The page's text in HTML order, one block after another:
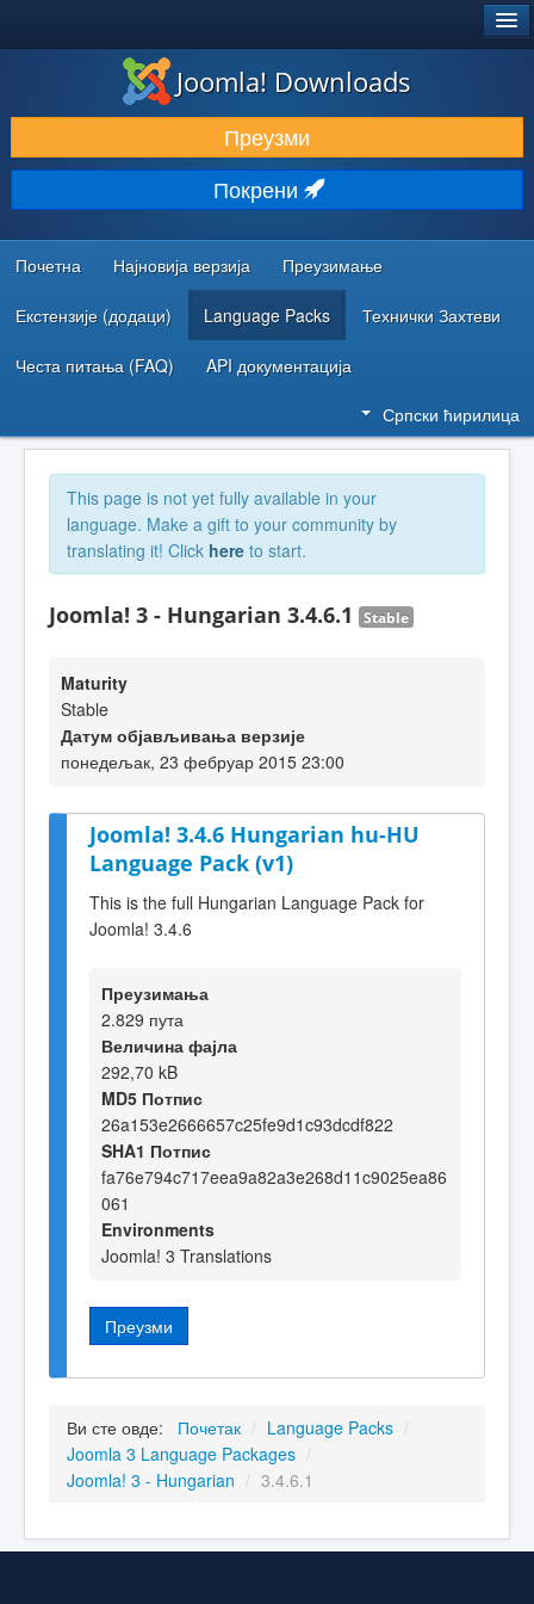
ПРЕУЗИМАЊЕ И ПРОШИРЕЊА (ЕКСТЕНЗИЈЕ)
ОТКРИЈТЕ И НАУЧИТЕ
ЗАЈЕДНИЦА И ПОДРШКА
РЕСУРСИ ЗА РАЗВОЈ
Joomla! Downloads
Преузми
Покрени
Почетна Најновија верзија Преузимање
Екстензије (додаци) Language Packs Технички Захтеви
Честа питања (FAQ) API документација
Српски ћирилица
This page is not yet fully available in your
language. Make a gift to your community by
translating it! Click here to start.
Joomla! 3 - Hungarian 3.4.6.1 Stable
Maturity
Stable
Датум објављивања верзије
понедељак, 23 фебруар 2015 23:00
Joomla! 3.4.6 Hungarian hu-HU
Language Pack (v1)
This is the full Hungarian Language Pack for
Joomla! 3.4.6
Преузимања
2.829 пута
Величина фајла
292,70 kB
MD5 Потпис
26a153e2666657c25fe9d1c93dcdf822
SHA1 Потпис
fa76e794c717eea9a82a3e268d11c9025ea86
061
Environments
Joomla! 3 Translations
Преузми
Ви сте овде: Почетак / Language Packs /
Joomla 3 Language Packages /
Joomla! 3 - Hungarian / 3.4.6.1